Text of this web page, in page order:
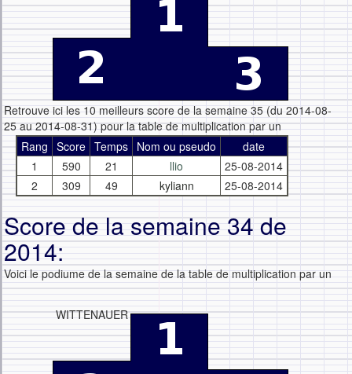
Retrouve ici les 10 meilleurs score de la semaine 35 (du 2014-08-
25 au 2014-08-31) pour la table de multiplication par un
Rang Score Temps Nom ou pseudo
date
1
590 21 llio
25-08-2014
2
309 49 kyliann 25-08-2014
Score de la semaine 34 de
2014:
Voici le podiume de la semaine de la table de multiplication par un
WITTENAUER